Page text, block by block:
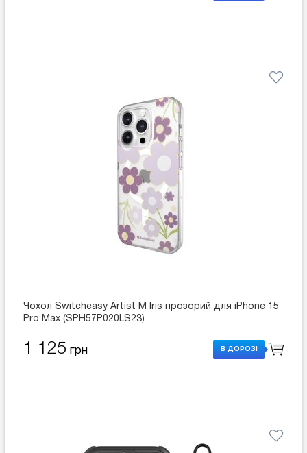
Чохол Switcheasy Artist M Iris прозорий для iPhone 15
Pro Max (SPH57P020LS23)
1 125 грн В ДОРОЗІ